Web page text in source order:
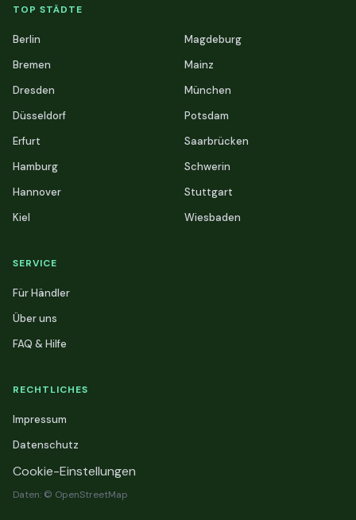
TOP STÄDTE
Berlin
Bremen
Dresden
Düsseldorf
Erfurt
Hamburg
Hannover
Kiel
Magdeburg
Mainz
München
Potsdam
Saarbrücken
Schwerin
Stuttgart
Wiesbaden
SERVICE
Für Händler
Über uns
FAQ & Hilfe
RECHTLICHES
Impressum
Datenschutz
Cookie-Einstellungen
Daten: © OpenStreetMap